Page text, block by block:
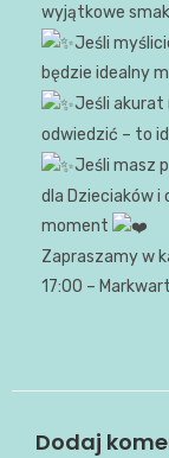
wyjątkowe
Jeśli
będzie idealny
Jeśli akurat
odwiedzić – to
Jeśli masz
dla Dzieciaków
moment
Zapraszamy w
17:00 –
Dodaj